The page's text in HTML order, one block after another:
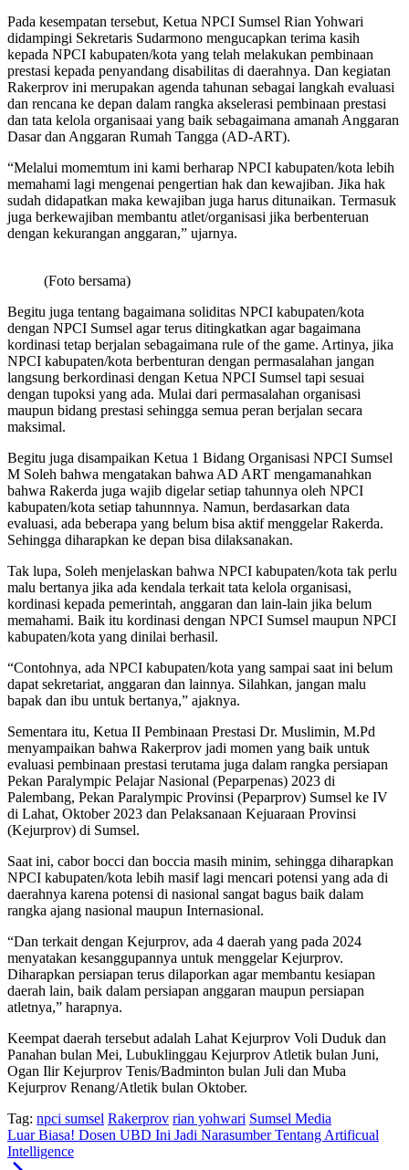
Pada kesempatan tersebut, Ketua NPCI Sumsel Rian Yohwari
didampingi Sekretaris Sudarmono mengucapkan terima kasih
kepada NPCI kabupaten/kota yang telah melakukan pembinaan
prestasi kepada penyandang disabilitas di daerahnya. Dan kegiatan
Rakerprov ini merupakan agenda tahunan sebagai langkah evaluasi
dan rencana ke depan dalam rangka akselerasi pembinaan prestasi
dan tata kelola organisaai yang baik sebagaimana amanah Anggaran
Dasar dan Anggaran Rumah Tangga (AD-ART).
“Melalui momemtum ini kami berharap NPCI kabupaten/kota lebih
memahami lagi mengenai pengertian hak dan kewajiban. Jika hak
sudah didapatkan maka kewajiban juga harus ditunaikan. Termasuk
juga berkewajiban membantu atlet/organisasi jika berbenteruan
dengan kekurangan anggaran,” ujarnya.
(Foto bersama)
Begitu juga tentang bagaimana soliditas NPCI kabupaten/kota
dengan NPCI Sumsel agar terus ditingkatkan agar bagaimana
kordinasi tetap berjalan sebagaimana rule of the game. Artinya, jika
NPCI kabupaten/kota berbenturan dengan permasalahan jangan
langsung berkordinasi dengan Ketua NPCI Sumsel tapi sesuai
dengan tupoksi yang ada. Mulai dari permasalahan organisasi
maupun bidang prestasi sehingga semua peran berjalan secara
maksimal.
Begitu juga disampaikan Ketua 1 Bidang Organisasi NPCI Sumsel
M Soleh bahwa mengatakan bahwa AD ART mengamanahkan
bahwa Rakerda juga wajib digelar setiap tahunnya oleh NPCI
kabupaten/kota setiap tahunnnya. Namun, berdasarkan data
evaluasi, ada beberapa yang belum bisa aktif menggelar Rakerda.
Sehingga diharapkan ke depan bisa dilaksanakan.
Tak lupa, Soleh menjelaskan bahwa NPCI kabupaten/kota tak perlu
malu bertanya jika ada kendala terkait tata kelola organisasi,
kordinasi kepada pemerintah, anggaran dan lain-lain jika belum
memahami. Baik itu kordinasi dengan NPCI Sumsel maupun NPCI
kabupaten/kota yang dinilai berhasil.
“Contohnya, ada NPCI kabupaten/kota yang sampai saat ini belum
dapat sekretariat, anggaran dan lainnya. Silahkan, jangan malu
bapak dan ibu untuk bertanya,” ajaknya.
Sementara itu, Ketua II Pembinaan Prestasi Dr. Muslimin, M.Pd
menyampaikan bahwa Rakerprov jadi momen yang baik untuk
evaluasi pembinaan prestasi terutama juga dalam rangka persiapan
Pekan Paralympic Pelajar Nasional (Peparpenas) 2023 di
Palembang, Pekan Paralympic Provinsi (Peparprov) Sumsel ke IV
di Lahat, Oktober 2023 dan Pelaksanaan Kejuaraan Provinsi
(Kejurprov) di Sumsel.
Saat ini, cabor bocci dan boccia masih minim, sehingga diharapkan
NPCI kabupaten/kota lebih masif lagi mencari potensi yang ada di
daerahnya karena potensi di nasional sangat bagus baik dalam
rangka ajang nasional maupun Internasional.
“Dan terkait dengan Kejurprov, ada 4 daerah yang pada 2024
menyatakan kesanggupannya untuk menggelar Kejurprov.
Diharapkan persiapan terus dilaporkan agar membantu kesiapan
daerah lain, baik dalam persiapan anggaran maupun persiapan
atletnya,” harapnya.
Keempat daerah tersebut adalah Lahat Kejurprov Voli Duduk dan
Panahan bulan Mei, Lubuklinggau Kejurprov Atletik bulan Juni,
Ogan Ilir Kejurprov Tenis/Badminton bulan Juli dan Muba
Kejurprov Renang/Atletik bulan Oktober.
Tag: npci sumsel Rakerprov rian yohwari Sumsel Media
Luar Biasa! Dosen UBD Ini Jadi Narasumber Tentang Artificual
Intelligence